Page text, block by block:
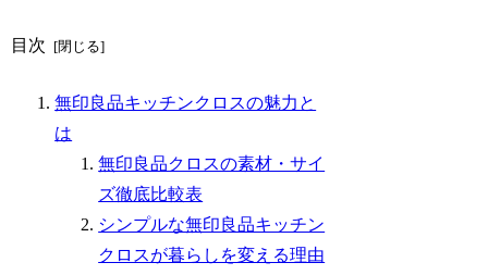
目次
無印良品キッチンクロスの魅力と
は
無印良品クロスの素材・サイ
ズ徹底比較表
シンプルな無印良品キッチン
クロスが暮らしを変える理由